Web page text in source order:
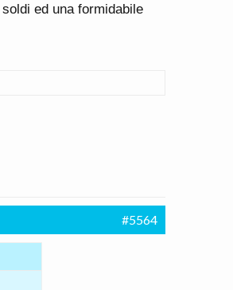
E
ed una formidabile
#5564